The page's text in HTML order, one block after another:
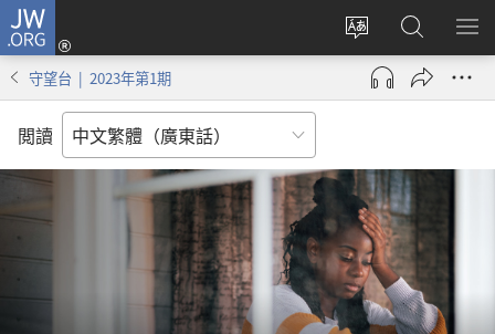
JW.ORG
更
改
網
言
登
錄
（開
窗）
搜
尋
JW.ORG
顯
守望台 | 2023年第1期
閲讀